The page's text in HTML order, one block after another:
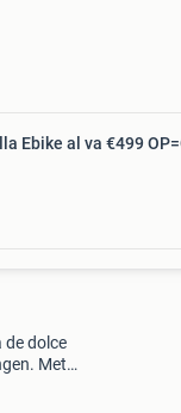
Ebike al va €499
de dolce
Met